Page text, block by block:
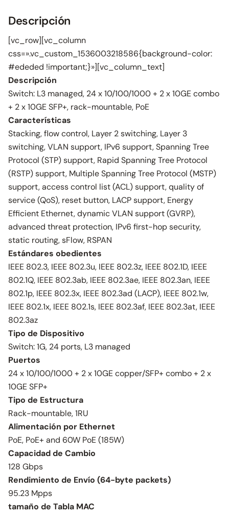
Descripción
[vc_row][vc_column
css=».vc_custom_1536003218586{background-color:
#ededed !important;}»][vc_column_text]
Descripción
Switch: L3 managed, 24 x 10/100/1000 + 2 x 10GE combo
+ 2 x 10GE SFP+, rack-mountable, PoE
Características
Stacking, flow control, Layer 2 switching, Layer 3
switching, VLAN support, IPv6 support, Spanning Tree
Protocol (STP) support, Rapid Spanning Tree Protocol
(RSTP) support, Multiple Spanning Tree Protocol (MSTP)
support, access control list (ACL) support, quality of
service (QoS), reset button, LACP support, Energy
Efficient Ethernet, dynamic VLAN support (GVRP),
advanced threat protection, IPv6 first-hop security,
static routing, sFlow, RSPAN
Estándares obedientes
IEEE 802.3, IEEE 802.3u, IEEE 802.3z, IEEE 802.1D, IEEE
802.1Q, IEEE 802.3ab, IEEE 802.3ae, IEEE 802.3an, IEEE
802.1p, IEEE 802.3x, IEEE 802.3ad (LACP), IEEE 802.1w,
IEEE 802.1x, IEEE 802.1s, IEEE 802.3af, IEEE 802.3at, IEEE
802.3az
Tipo de Dispositivo
Switch: 1G, 24 ports, L3 managed
Puertos
24 x 10/100/1000 + 2 x 10GE copper/SFP+ combo + 2 x
10GE SFP+
Tipo de Estructura
Rack-mountable, 1RU
Alimentación por Ethernet
PoE, PoE+ and 60W PoE (185W)
Capacidad de Cambio
128 Gbps
Rendimiento de Envío (64-byte packets)
95.23 Mpps
tamaño de Tabla MAC